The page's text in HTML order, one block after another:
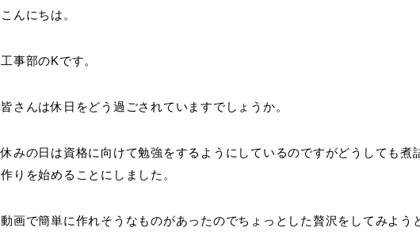
こんにちは。
工事部のKです。
皆さんは休日をどう過ごされていますでしょうか。
休みの日は資格に向けて勉強をするようにしているのですがどうしても
作りを始めることにしました。
動画で簡単に作れそうなものがあったのでちょっとした贅沢をしてみよう